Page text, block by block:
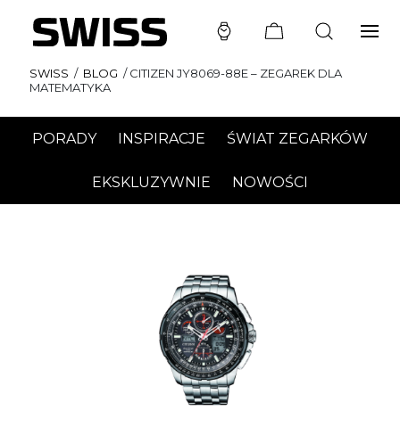
SWISS / BLOG /CITIZEN JY8069-88E – ZEGAREK DLA
MATEMATYKA
PORADY INSPIRACJE ŚWIAT ZEGARKÓW
EKSKLUZYWNIE NOWOŚCI